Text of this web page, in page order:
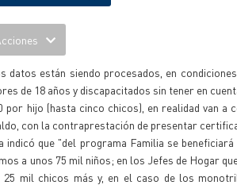
datos están siendo procesados, en
de 18 años y discapacitados sin tener en
hijo (hasta cinco chicos), en realidad van a
con la contraprestación de presentar
que "del programa Familia se
a unos 75 mil niños; en los Jefes de Hogar
mil chicos más y, en el caso de los